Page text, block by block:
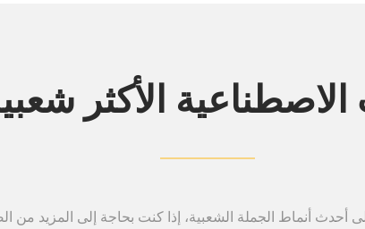
الأكثر
أحدث أنماط الجملة الشعبية، إذا كنت بحاجة إلى المزيد من